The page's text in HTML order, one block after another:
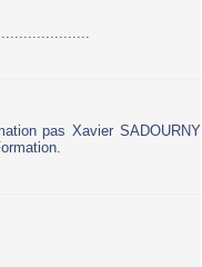
pas Xavier SADOURNY